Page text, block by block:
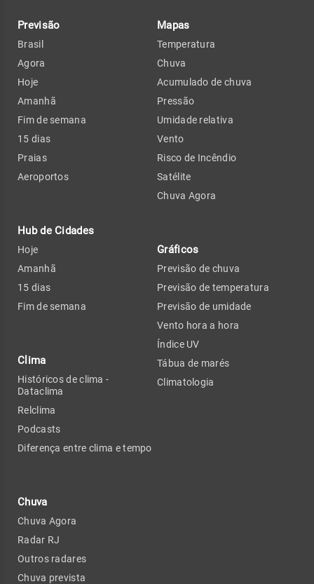
Previsão
Brasil
Agora
Hoje
Amanhã
Fim de semana
15 dias
Praias
Aeroportos
Hub de Cidades
Hoje
Amanhã
15 dias
Fim de semana
Clima
Históricos de clima -
Dataclima
Relclima
Podcasts
Diferença entre clima e tempo
Chuva
Chuva Agora
Radar RJ
Outros radares
Chuva prevista
Mapas
Temperatura
Chuva
Acumulado de chuva
Pressão
Umidade relativa
Vento
Risco de Incêndio
Satélite
Chuva Agora
Gráficos
Previsão de chuva
Previsão de temperatura
Previsão de umidade
Vento hora a hora
Índice UV
Tábua de marés
Climatologia